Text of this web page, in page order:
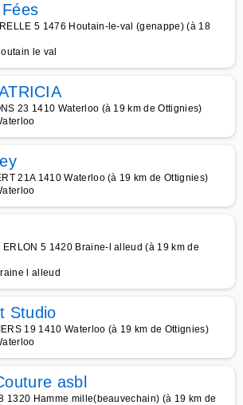
5 1476 Houtain-le-val (genappe) (à 18
le val
23 1410 Waterloo (à 19 km de Ottignies)
21A 1410 Waterloo (à 19 km de Ottignies)
ERLON 5 1420 Braine-l alleud (à 19 km de
l alleud
Studio
19 1410 Waterloo (à 19 km de Ottignies)
asbl
1320 Hamme mille(beauvechain) (à 19 km de